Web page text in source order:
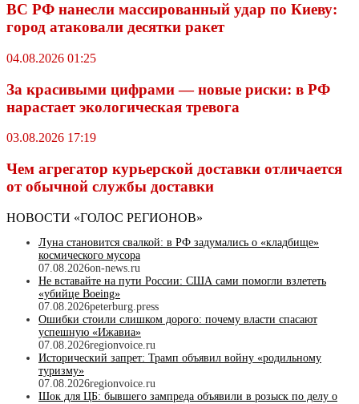
ВС РФ нанесли массированный удар по Киеву:
город атаковали десятки ракет
04.08.2026 01:25
За красивыми цифрами — новые риски: в РФ
нарастает экологическая тревога
03.08.2026 17:19
Чем агрегатор курьерской доставки отличается
от обычной службы доставки
НОВОСТИ «ГОЛОС РЕГИОНОВ»
Луна становится свалкой: в РФ задумались о «кладбище»
космического мусора
07.08.2026on-news.ru
Не вставайте на пути России: США сами помогли взлететь
«убийце Boeing»
07.08.2026peterburg.press
Ошибки стоили слишком дорого: почему власти спасают
успешную «Ижавиа»
07.08.2026regionvoice.ru
Исторический запрет: Трамп объявил войну «родильному
туризму»
07.08.2026regionvoice.ru
Шок для ЦБ: бывшего зампреда объявили в розыск по делу о